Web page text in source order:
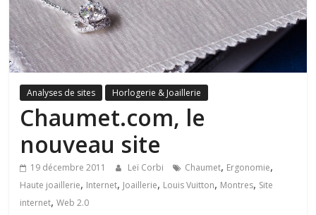
Analyses de sites Horlogerie & Joaillerie
Chaumet.com, le
nouveau site
19 décembre 2011 Leï Corbi Chaumet, Ergonomie,
Haute joaillerie, Internet, Joaillerie, Louis Vuitton, Montres, Site
internet,Web 2.0